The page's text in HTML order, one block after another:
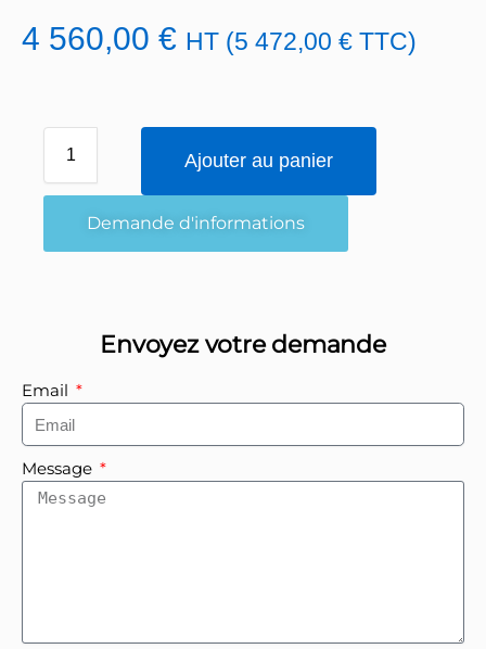
4 560,00 € HT (5 472,00 € TTC)
Ajouter au panier
Demande d'informations
Envoyez votre demande
Email
Message